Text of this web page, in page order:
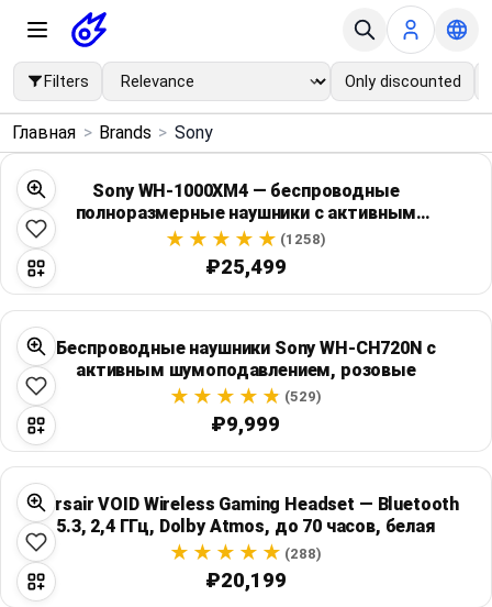
Filters Only discounted
Menu ×
Home
Search
Price Drops
Categories
Brands
Global Price Tracker
Blog
Главная > Brands > Sony
Sony WH-1000XM4 — беспроводные
полноразмерные наушники с активным
шумоподавлением, синие
(1258)
₽25,499
Беспроводные наушники Sony WH-CH720N с
активным шумоподавлением, розовые
(529)
₽9,999
Corsair VOID Wireless Gaming Headset — Bluetooth
5.3, 2,4 ГГц, Dolby Atmos, до 70 часов, белая
(288)
₽20,199